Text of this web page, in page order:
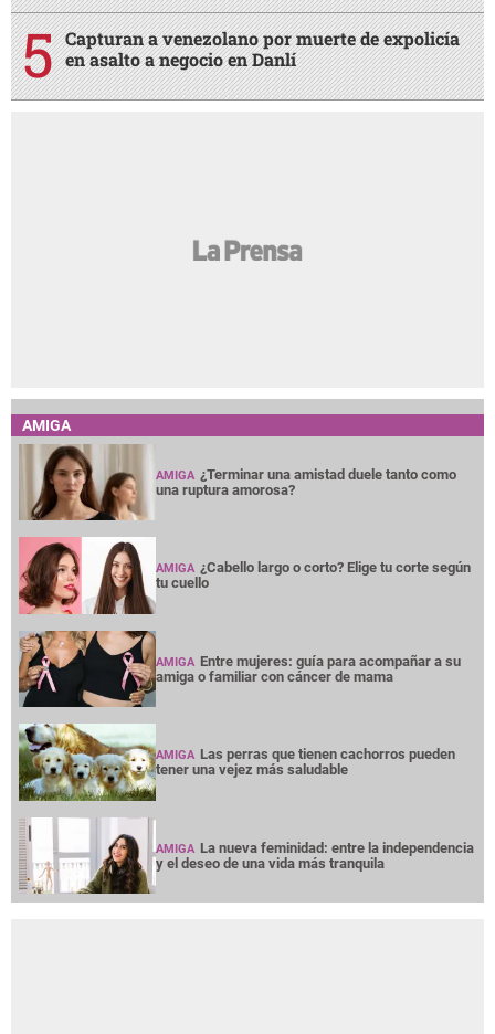
Capturan a venezolano por muerte de expolicía
en asalto a negocio en Danlí
AMIGA
AMIGA ¿Terminar una amistad duele tanto como
una ruptura amorosa?
AMIGA ¿Cabello largo o corto? Elige tu corte según
tu cuello
AMIGA Entre mujeres: guía para acompañar a su
amiga o familiar con cáncer de mama
AMIGA Las perras que tienen cachorros pueden
tener una vejez más saludable
AMIGA La nueva feminidad: entre la independencia
y el deseo de una vida más tranquila